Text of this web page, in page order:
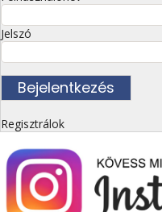
Jelszó
Regisztrálok